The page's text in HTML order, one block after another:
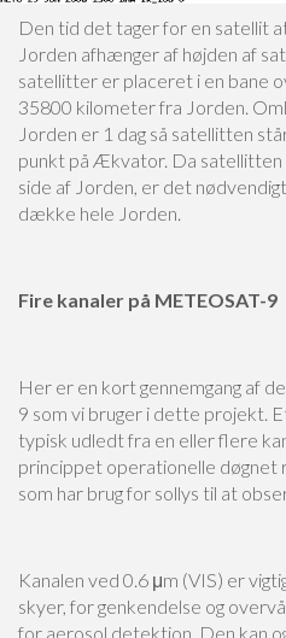
Den tid det tager for en satellit
Jorden afhænger af højden af
satellitter er placeret i en bane
35800 kilometer fra Jorden.
Jorden er 1 dag så satellitten
punkt på Ækvator. Da satellitten
side af Jorden, er det
dække hele Jorden.
Fire kanaler på METEOSAT-9
Her er en kort gennemgang af
9 som vi bruger i dette projekt.
typisk udledt fra en eller flere
princippet operationelle døgnet
som har brug for sollys til at
Kanalen ved 0.6 μm (VIS) er
skyer, for genkendelse og
for aerosol detektion. Den kan